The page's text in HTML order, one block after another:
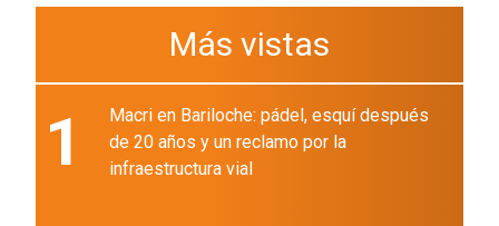
Más vistas
1
Macri en Bariloche: pádel, esquí después
de 20 años y un reclamo por la
infraestructura vial